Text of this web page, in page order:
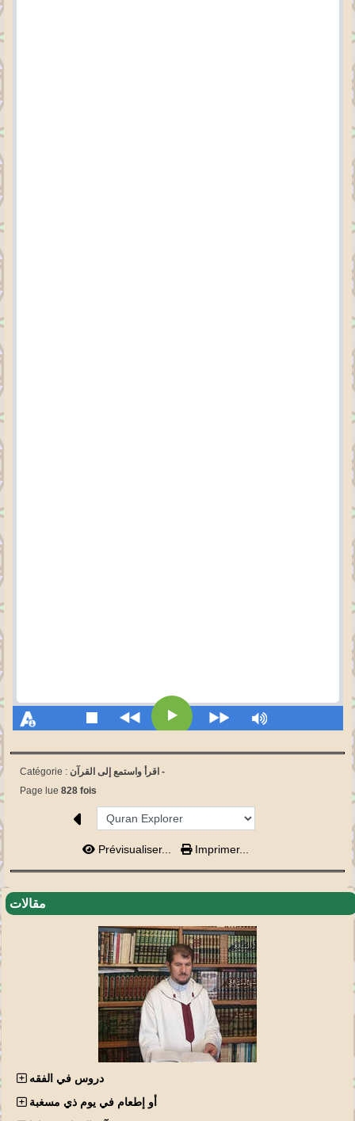
مقالات
دروس في الفقه
أو إطعام في يوم ذي مسغبة
Catégorie :
اقرأ واستمع إلى القرآن -
Page lue 828 fois
Prévisualiser... Imprimer...